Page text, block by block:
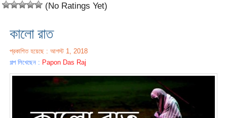
(No Ratings Yet)
কালো রাত
প্রকাশিত হয়েছে : আগস্ট 1, 2018
গল্প লিখেছেন : Papon Das Raj